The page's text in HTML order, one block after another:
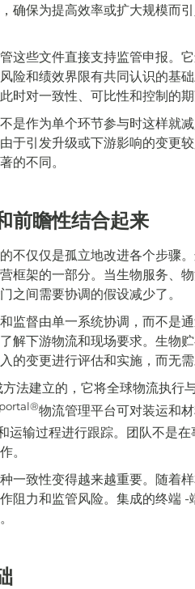
确保为提高效率或扩大规模而
这些文件直接支持监管申报。
险和绩效界限有共同认识的基
时对一致性、可比性和控制的期
是作为单个环节参与时这样就
于引发升级或下游影响的变更
的不同。
前瞻性结合起来
不仅仅是孤立地改进各个步骤
框架的一部分。当生物服务、
之间需要协调的假设减少了。
监督由单一系统协调，而不是
解下游物流和现场要求。生物
的变更进行评估和实施，而无
法建立的，它将全球物流执行
物流管理平台可对装运和
运输过程进行跟踪。团队不是
。
一致性变得越来越重要。随着
阻力和监管风险。集成的终端 -